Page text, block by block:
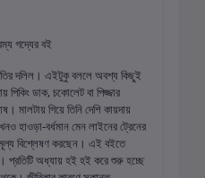
গদ্যের বই
দলিল। এইটুকু বললে অবশ্য কিছুই
পিকিং ডাক, চকোলেট বা পিজ্জার
মালটায় গিয়ে তিনি দেশি কায়দায়
হাওড়া-বর্ধমান মেন লাইনের ট্রেনের
বিশ্লেষণ করছেন। এই বইতে
প্রতিটি অধ্যায় হই হই করে শুরু হচ্ছে